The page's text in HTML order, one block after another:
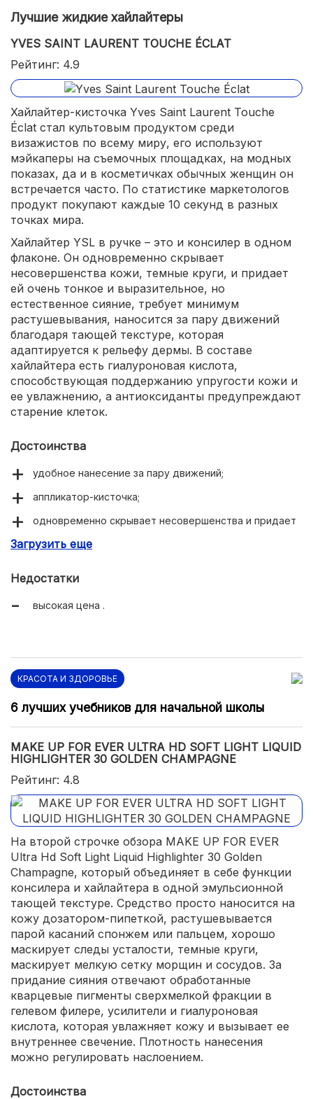
Лучшие жидкие хайлайтеры
YVES SAINT LAURENT TOUCHE ÉCLAT
Рейтинг: 4.9
Хайлайтер-кисточка Yves Saint Laurent Touche
Éclat стал культовым продуктом среди
визажистов по всему миру, его используют
мэйкаперы на съемочных площадках, на модных
показах, да и в косметичках обычных женщин он
встречается часто. По статистике маркетологов
продукт покупают каждые 10 секунд в разных
точках мира.
Хайлайтер YSL в ручке – это и консилер в одном
флаконе. Он одновременно скрывает
несовершенства кожи, темные круги, и придает
ей очень тонкое и выразительное, но
естественное сияние, требует минимум
растушевывания, наносится за пару движений
благодаря тающей текстуре, которая
адаптируется к рельефу дермы. В составе
хайлайтера есть гиалуроновая кислота,
способствующая поддержанию упругости кожи и
ее увлажнению, а антиоксиданты предупреждают
старение клеток.
Достоинства
удобное нанесение за пару движений;
аппликатор-кисточка;
одновременно скрывает несовершенства и придает
Загрузить еще
Недостатки
высокая цена .
КРАСОТА И ЗДОРОВЬЕ
6 лучших учебников для начальной школы
MAKE UP FOR EVER ULTRA HD SOFT LIGHT LIQUID
HIGHLIGHTER 30 GOLDEN CHAMPAGNE
Рейтинг: 4.8
На второй строчке обзора MAKE UP FOR EVER
Ultra Hd Soft Light Liquid Highlighter 30 Golden
Champagne, который объединяет в себе функции
консилера и хайлайтера в одной эмульсионной
тающей текстуре. Средство просто наносится на
кожу дозатором-пипеткой, растушевывается
парой касаний спонжем или пальцем, хорошо
маскирует следы усталости, темные круги,
маскирует мелкую сетку морщин и сосудов. За
придание сияния отвечают обработанные
кварцевые пигменты сверхмелкой фракции в
гелевом филере, усилители и гиалуроновая
кислота, которая увлажняет кожу и вызывает ее
внутреннее свечение. Плотность нанесения
можно регулировать наслоением.
Достоинства